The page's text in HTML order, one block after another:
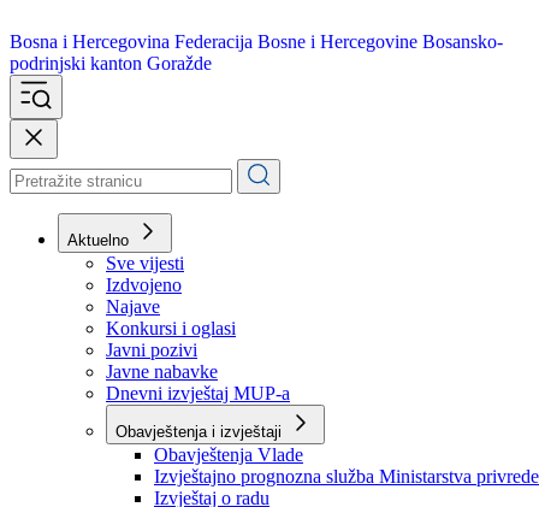
Bosna i Hercegovina
podrinjski kanton Goražde
Aktuelno
Sve vijesti
Izdvojeno
Najave
Konkursi i oglasi
Javni pozivi
Javne nabavke
Dnevni izvještaj MUP-a
Obavještenja i izvještaji